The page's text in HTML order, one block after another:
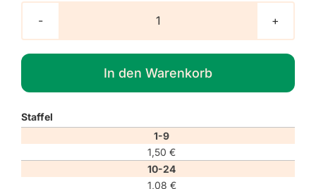
Gebotszeichen
M025
"Kleinkinder
durch
weitgehend
schützen"
Menge
In den Warenkorb
Staffel
1-9
1,50 €
10-24
1,08 €